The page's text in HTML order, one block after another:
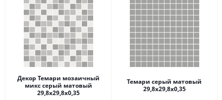
Декор Темари мозаичный
микс серый матовый
29,8x29,8x0,35
Темари серый матовый
29,8x29,8x0,35